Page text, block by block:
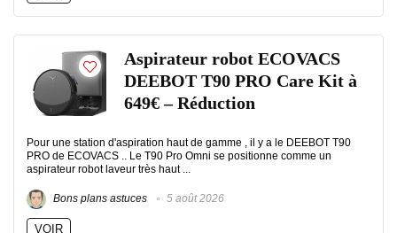
Aspirateur robot ECOVACS
DEEBOT T90 PRO Care Kit à
649€ – Réduction
Pour une station d'aspiration haut de gamme , il y a le DEEBOT T90
PRO de ECOVACS .. Le T90 Pro Omni se positionne comme un
aspirateur robot laveur très haut ...
Bons plans astuces 5 août 2026
VOIR